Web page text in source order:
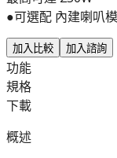
●可選配 內建喇叭
加入比較 加入諮詢
功能
規格
下載
概述